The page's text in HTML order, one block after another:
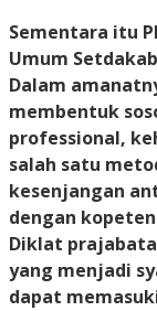
Sementara itu
Umum
Dalam
membentuk
professional,
salah satu
kesenjangan
dengan
Diklat
yang menjadi
dapat